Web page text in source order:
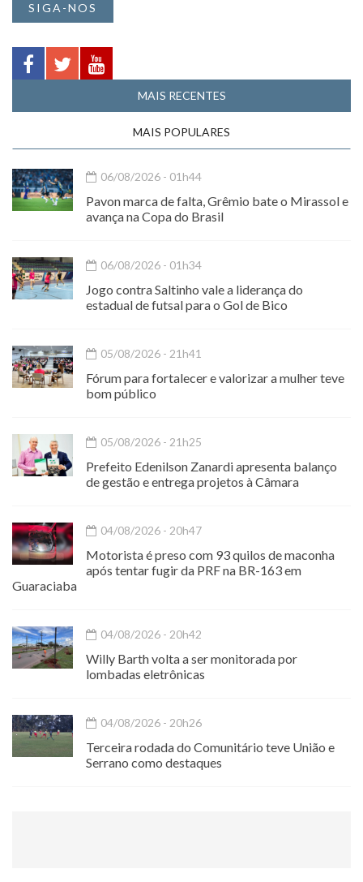
SIGA-NOS
MAIS RECENTES
MAIS POPULARES
06/08/2026 - 01h44
Pavon marca de falta, Grêmio bate o Mirassol e
avança na Copa do Brasil
06/08/2026 - 01h34
Jogo contra Saltinho vale a liderança do
estadual de futsal para o Gol de Bico
05/08/2026 - 21h41
Fórum para fortalecer e valorizar a mulher teve
bom público
05/08/2026 - 21h25
Prefeito Edenilson Zanardi apresenta balanço
de gestão e entrega projetos à Câmara
04/08/2026 - 20h47
Motorista é preso com 93 quilos de maconha
após tentar fugir da PRF na BR-163 em
Guaraciaba
04/08/2026 - 20h42
Willy Barth volta a ser monitorada por
lombadas eletrônicas
04/08/2026 - 20h26
Terceira rodada do Comunitário teve União e
Serrano como destaques